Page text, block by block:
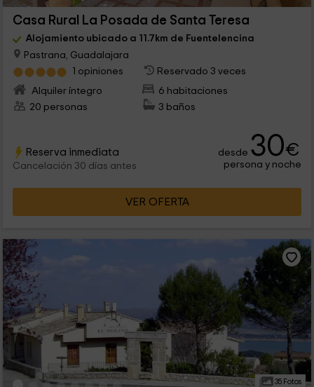
Casa Rural La Posada de Santa Teresa
Alojamiento ubicado a 11.7km de Fuentelencina
Pastrana, Guadalajara
1 opiniones
Reservado 3 veces
Alquiler íntegro
6 habitaciones
20 personas
3 baños
Reserva inmediata
Cancelación 30 días antes
desde 30€
persona y noche
VER OFERTA
35 Fotos